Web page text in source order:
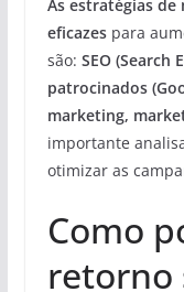
As estratégias
eficazespara
são: SEO (Search
patrocinados
marketing,
importante
otimizar as
Como
retorno